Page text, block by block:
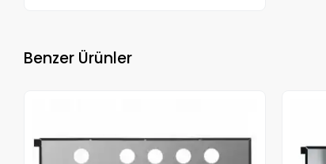
Benzer Ürünler